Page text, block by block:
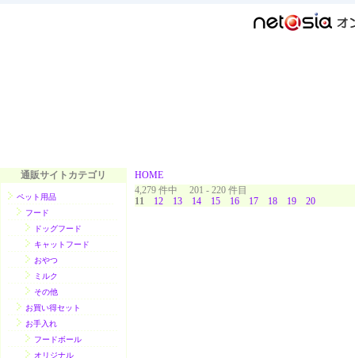
通販サイトカテゴリ
ペット用品
フード
ドッグフード
キャットフード
おやつ
ミルク
その他
お買い得セット
お手入れ
フードボール
オリジナル
HOME
4,279 件中 201 - 220 件目
11
12 13 14 15 16 17 18 19 20